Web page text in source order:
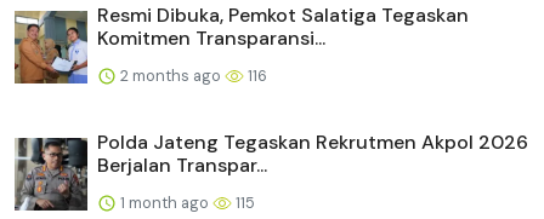
Resmi Dibuka, Pemkot Salatiga Tegaskan
Komitmen Transparansi...
2 months ago 116
Polda Jateng Tegaskan Rekrutmen Akpol 2026
Berjalan Transpar...
1 month ago 115